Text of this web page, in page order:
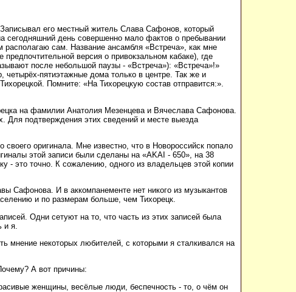
его местный житель Слава Сафонов, который
день совершенно мало фактов о пребывании
сам. Название ансамбля «Встреча», как мне
версия о привокзальном кабаке), где
после небольшой паузы - «Встреча»): «Встреча»!»
четырёх-пятиэтажные дома только в центре. Так же и
Помните: «На Тихорецкую состав отправится:».
на фамилии Анатолия Мезенцева и Вячеслава Сафонова.
Для подтверждения этих сведений и месте выезда
оригинала. Мне известно, что в Новороссийск попало
этой записи были сделаны на «AKAI - 650», на 38
- это точно. К сожалению, одного из владельцев этой копии
Сафонова. И в аккомпанементе нет никого из музыкантов
и по размерам больше, чем Тихорецк.
Одни сетуют на то, что часть из этих записей была
и я.
мнение некоторых любителей, с которыми я сталкивался на
А вот причины:
женщины, весёлые люди, беспечность - то, о чём он